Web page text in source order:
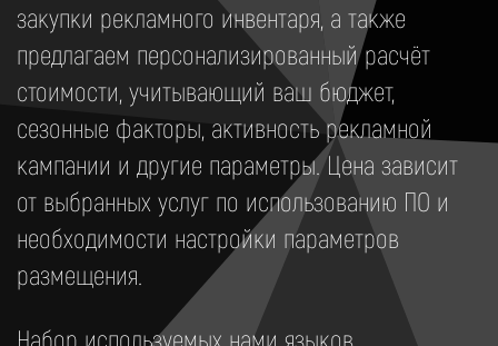
закупки рекламного инвентаря, а также
предлагаем персонализированный расчёт
стоимости, учитывающий ваш бюджет,
сезонные факторы, активность рекламной
кампании и другие параметры. Цена зависит
от выбранных услуг по использованию ПО и
необходимости настройки параметров
размещения.